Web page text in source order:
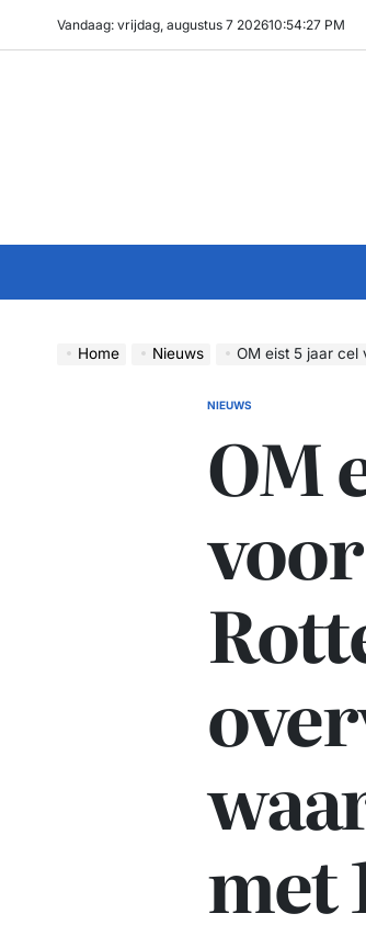
Vandaag: vrijdag, augustus 7 202610:54:27 PM
Home Nieuws OM eist 5 jaar cel
GEPLAATST
NIEUWS
OM
voor
met